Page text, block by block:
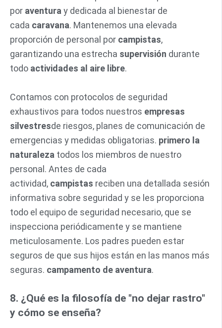
por aventura y dedicada al bienestar de
cada caravana. Mantenemos una elevada
proporción de personal por campistas,
garantizando una estrecha supervisión durante
todo actividades al aire libre.
Contamos con protocolos de seguridad
exhaustivos para todos nuestros empresas
silvestresde riesgos, planes de comunicación de
emergencias y medidas obligatorias. primero la
naturaleza todos los miembros de nuestro
personal. Antes de cada
actividad, campistas reciben una detallada sesión
informativa sobre seguridad y se les proporciona
todo el equipo de seguridad necesario, que se
inspecciona periódicamente y se mantiene
meticulosamente. Los padres pueden estar
seguros de que sus hijos están en las manos más
seguras. campamento de aventura.
8. ¿Qué es la filosofía de "no dejar rastro"
y cómo se enseña?